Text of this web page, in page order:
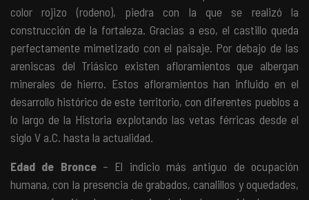
color rojizo (rodeno), piedra con la que se realizó la
construcción de la fortaleza. Gracias a eso, el castillo queda
perfectamente mimetizado con el paisaje. Por debajo de las
areniscas del Triásico existen afloramientos que albergan
minerales de hierro. Estos afloramientos han influido en el
desarrollo histórico de este territorio, con diferentes pueblos a
lo largo de la Historia explotando las vetas férricas desde el
siglo V a.C. hasta la actualidad.
Edad de Bronce– El indicio más antiguo de ocupación
humana, con la presencia de grabados, canalillos y oquedades,